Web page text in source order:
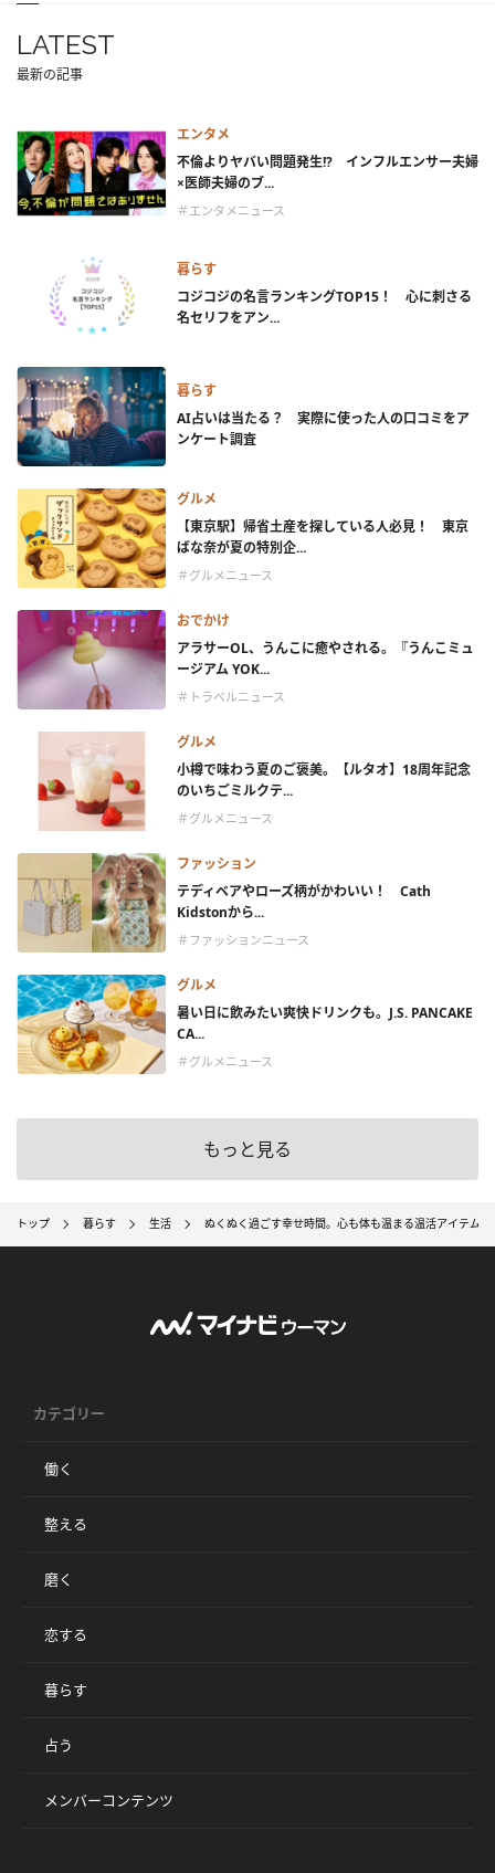
LATEST
最新の記事
エンタメ
不倫よりヤバい問題発生!? インフルエンサー夫婦
×医師夫婦のブ...
＃エンタメニュース
暮らす
コジコジの名言ランキングTOP15！ 心に刺さる
名セリフをアン...
暮らす
AI占いは当たる？ 実際に使った人の口コミをア
ンケート調査
グルメ
【東京駅】帰省土産を探している人必見！ 東京
ばな奈が夏の特別企...
＃グルメニュース
おでかけ
アラサーOL、うんこに癒やされる。『うんこミュ
ージアム YOK...
＃トラベルニュース
グルメ
小樽で味わう夏のご褒美。【ルタオ】18周年記念
のいちごミルクテ...
＃グルメニュース
ファッション
テディベアやローズ柄がかわいい！ Cath
Kidstonから...
＃ファッションニュース
グルメ
暑い日に飲みたい爽快ドリンクも。J.S. PANCAKE
CA...
＃グルメニュース
もっと見る
トップ 暮らす 生活 ぬくぬく過ごす幸せ時間。心も体も温まる温活アイテム3
カテゴリー
働く
整える
磨く
恋する
暮らす
占う
メンバーコンテンツ